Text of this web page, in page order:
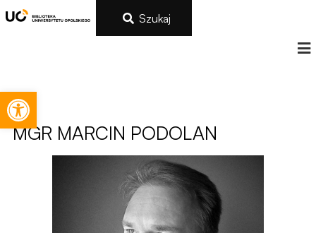
Otwórz pasek narzędzi
Szukaj
MGR MARCIN PODOLAN